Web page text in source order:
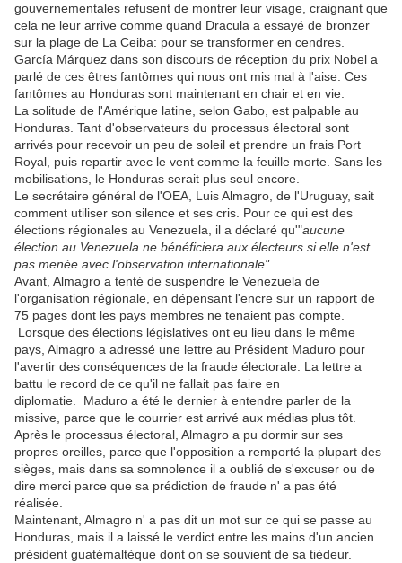
gouvernementales refusent de montrer leur visage, craignant que
cela ne leur arrive comme quand Dracula a essayé de bronzer
sur la plage de La Ceiba: pour se transformer en cendres.
García Márquez dans son discours de réception du prix Nobel a
parlé de ces êtres fantômes qui nous ont mis mal à l'aise. Ces
fantômes au Honduras sont maintenant en chair et en vie.
La solitude de l'Amérique latine, selon Gabo, est palpable au
Honduras. Tant d'observateurs du processus électoral sont
arrivés pour recevoir un peu de soleil et prendre un frais Port
Royal, puis repartir avec le vent comme la feuille morte. Sans les
mobilisations, le Honduras serait plus seul encore.
Le secrétaire général de l'OEA, Luis Almagro, de l'Uruguay, sait
comment utiliser son silence et ses cris. Pour ce qui est des
élections régionales au Venezuela, il a déclaré qu'"aucune
élection au Venezuela ne bénéficiera aux électeurs si elle n'est
pas menée avec l'observation internationale".
Avant, Almagro a tenté de suspendre le Venezuela de
l'organisation régionale, en dépensant l'encre sur un rapport de
75 pages dont les pays membres ne tenaient pas compte.
Lorsque des élections législatives ont eu lieu dans le même
pays, Almagro a adressé une lettre au Président Maduro pour
l'avertir des conséquences de la fraude électorale. La lettre a
battu le record de ce qu'il ne fallait pas faire en
diplomatie. Maduro a été le dernier à entendre parler de la
missive, parce que le courrier est arrivé aux médias plus tôt.
Après le processus électoral, Almagro a pu dormir sur ses
propres oreilles, parce que l'opposition a remporté la plupart des
sièges, mais dans sa somnolence il a oublié de s'excuser ou de
dire merci parce que sa prédiction de fraude n' a pas été
réalisée.
Maintenant, Almagro n' a pas dit un mot sur ce qui se passe au
Honduras, mais il a laissé le verdict entre les mains d'un ancien
président guatémaltèque dont on se souvient de sa tiédeur.